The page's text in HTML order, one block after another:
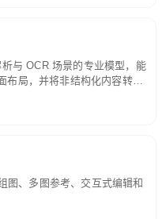
与 OCR 场景的专业模型，能
布局，并将非结构化内容转换
结果。
图、多图参考、交互式编辑和